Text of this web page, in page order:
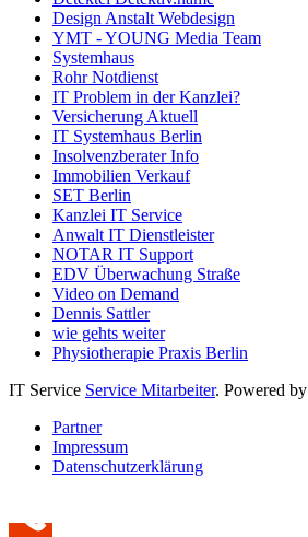
Design Anstalt Webdesign
YMT - YOUNG Media Team
Systemhaus
Rohr Notdienst
IT Problem in der Kanzlei?
Versicherung Aktuell
IT Systemhaus Berlin
Insolvenzberater Info
Immobilien Verkauf
SET Berlin
Kanzlei IT Service
Anwalt IT Dienstleister
NOTAR IT Support
EDV Überwachung Straße
Video on Demand
Dennis Sattler
wie gehts weiter
Physiotherapie Praxis Berlin
IT Service Service Mitarbeiter. Powered by
Partner
Impressum
Datenschutzerklärung